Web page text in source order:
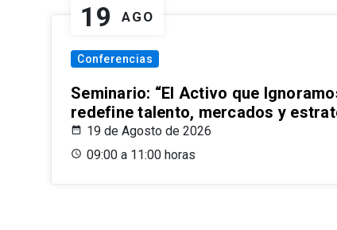
19 AGO
Conferencias
Seminario: “El Activo que
redefine talento, mercados y
19 de Agosto de 2026
09:00 a 11:00 horas